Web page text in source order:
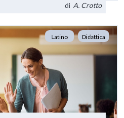
di A. Crotto
Latino Didattica